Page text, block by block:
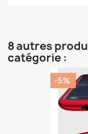
8 autres
catégorie :
-5%